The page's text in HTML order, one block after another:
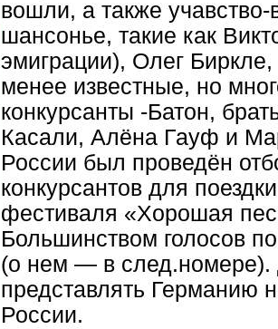
вошли, а также
шансонье, такие как
эмиграции), Олег
менее известные, но
конкурсанты -Батон,
Касали, Алёна Гауф и
России был проведён
конкурсантов для
фестиваля «Хорошая
Большинством голосов
(о нем — в след.номере).
представлять Германию
России.